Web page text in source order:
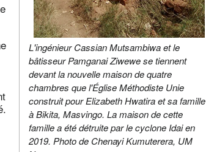
L'ingénieur Cassian Mutsambiwa et le
bâtisseur Pamganai Ziwewe se tiennent
devant la nouvelle maison de quatre
chambres que l'Église Méthodiste Unie
construit pour Elizabeth Hwatira et sa famille
à Bikita, Masvingo. La maison de cette
famille a été détruite par le cyclone Idai en
2019. Photo de Chenayi Kumuterera, UM